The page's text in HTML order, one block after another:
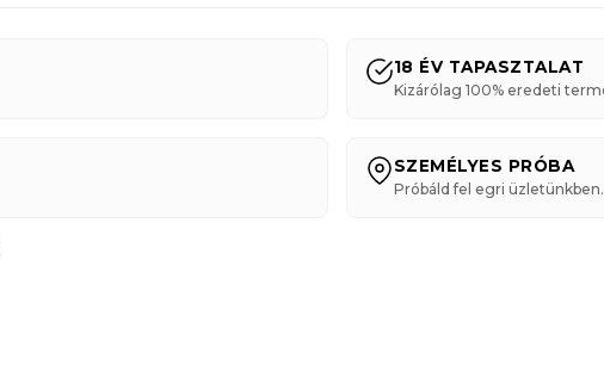
18 ÉV TAPASZTALAT
Kizárólag 100% eredeti
SZEMÉLYES PRÓBA
Próbáld fel egri üzletünkben.